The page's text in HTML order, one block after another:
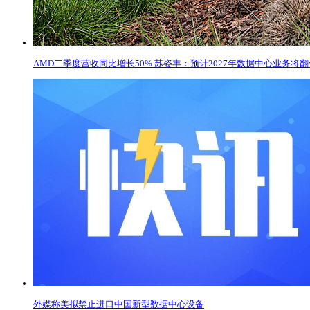
AMD二季度营收同比增长50% 苏姿丰：预计2027年数据中心业务将
外媒称美拟禁止进口中国新型数据中心设备